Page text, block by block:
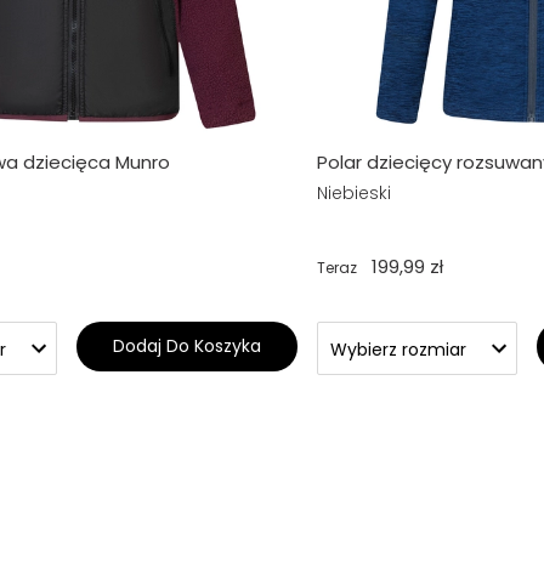
dziecięca Munro
Dodaj Do Koszyka
Polar dziecięcy
Niebieski
Teraz 199,99 zł